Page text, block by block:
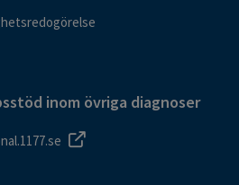
inom övriga diagnoser